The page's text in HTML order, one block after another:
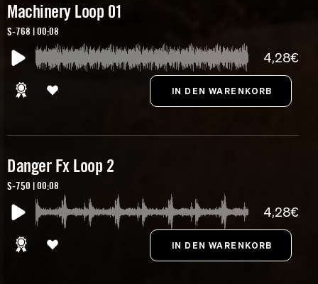
Machinery Loop 01
S-768 | 00:08
4,28€
Danger Fx Loop 2
S-750 | 00:08
4,28€